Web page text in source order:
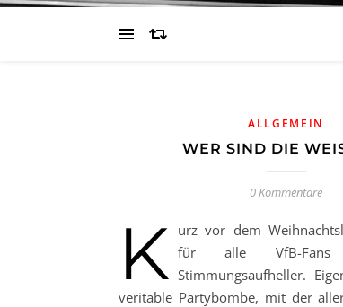
ALLGEMEIN
WER SIND DIE
0 Kommentare
K urz vor dem
für alle VfB-
Stimmungsaufheller.
veritable Partybombe, mit der